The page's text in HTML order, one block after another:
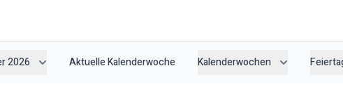
2026 Aktuelle Kalenderwoche Kalenderwochen